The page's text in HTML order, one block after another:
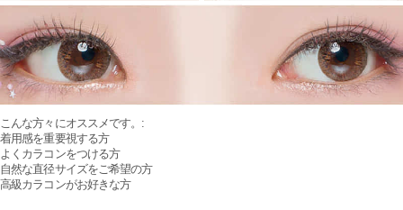
こんな方々にオススメです。:
着用感を重要視する方
よくカラコンをつける方
自然な直径サイズをご希望の方
高級カラコンがお好きな方